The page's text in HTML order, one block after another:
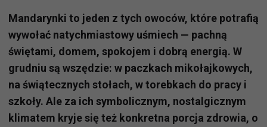
Mandarynki to jeden z tych owoców, które potrafią
wywołać natychmiastowy uśmiech — pachną
świętami, domem, spokojem i dobrą energią. W
grudniu są wszędzie: w paczkach mikołajkowych,
na świątecznych stołach, w torebkach do pracy i
szkoły. Ale za ich symbolicznym, nostalgicznym
klimatem kryje się też konkretna porcja zdrowia, o